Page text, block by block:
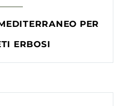
PER
ERBOSI